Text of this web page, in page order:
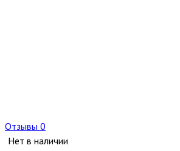
Отзывы 0
Нет в наличии